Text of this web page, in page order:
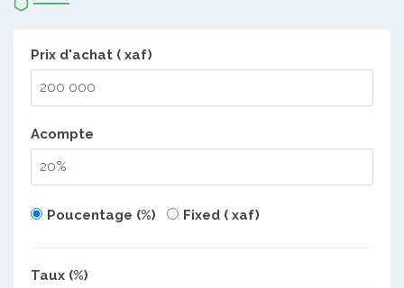
Prix d'achat ( xaf)
Acompte
Poucentage (%) Fixed ( xaf)
Taux (%)